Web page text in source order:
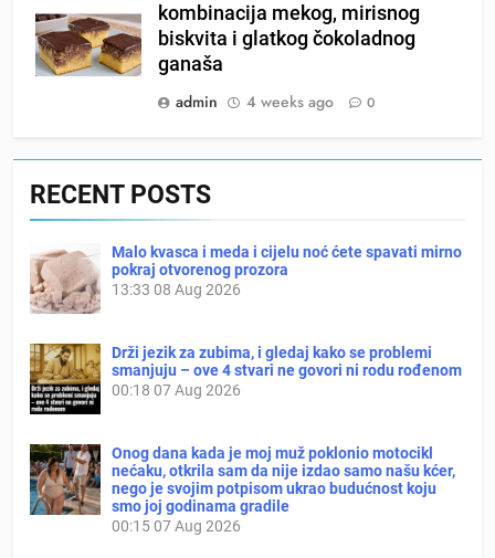
kombinacija mekog, mirisnog
biskvita i glatkog čokoladnog
ganaša
admin
4 weeks ago 0
RECENT POSTS
Malo kvasca i meda i cijelu noć ćete spavati mirno
pokraj otvorenog prozora
13:33 08 Aug 2026
Drži jezik za zubima, i gledaj kako se problemi
smanjuju – ove 4 stvari ne govori ni rodu rođenom
00:18 07 Aug 2026
Onog dana kada je moj muž poklonio motocikl
nećaku, otkrila sam da nije izdao samo našu kćer,
nego je svojim potpisom ukrao budućnost koju
smo joj godinama gradile
00:1507 Aug 2026